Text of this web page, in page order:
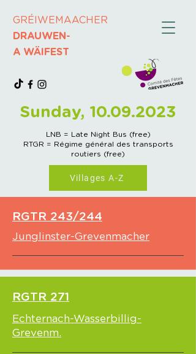
GRÉIWEMAACHER
DRAUWEN-
A WÄIFEST
Sunday, 10.09.2023
LNB = Late Night Bus (free)
RTGR = Régime général des transports
routiers (free)
Villages A-Z
RGTR 243/244
Junglinster-Grevenmacher
RGTR 271
Echternach-Wasserbillig-
Grevenm.